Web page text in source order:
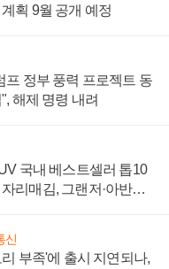
획 9월 공개 예정
프 정부 풍력 프로젝트 동
해제 명령 내려
국내 베스트셀러 톱10
리매김, 그랜저·아반떼
신
부족'에 출시 지연되나,